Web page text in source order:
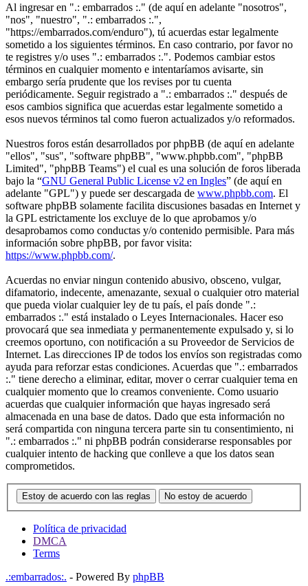
Al ingresar en ".: embarrados :." (de aquí en adelante "nosotros",
"nos", "nuestro", ".: embarrados :.",
"https://embarrados.com/enduro"), tú acuerdas estar legalmente
sometido a los siguientes términos. En caso contrario, por favor no
te registres y/o uses ".: embarrados :.". Podemos cambiar estos
términos en cualquier momento e intentaríamos avisarte, sin
embargo sería prudente que los revises por tu cuenta
periódicamente. Seguir registrado a ".: embarrados :." después de
esos cambios significa que acuerdas estar legalmente sometido a
esos nuevos términos tal como fueron actualizados y/o reformados.
Nuestros foros están desarrollados por phpBB (de aquí en adelante
"ellos", "sus", "software phpBB", "www.phpbb.com", "phpBB
Limited", "phpBB Teams") el cual es una solución de foros liberada
bajo la “GNU General Public License v2 en Ingles” (de aquí en
adelante "GPL") y puede ser descargada de www.phpbb.com. El
software phpBB solamente facilita discusiones basadas en Internet y
la GPL estrictamente los excluye de lo que aprobamos y/o
desaprobamos como conductas y/o contenido permisible. Para más
información sobre phpBB, por favor visita:
https://www.phpbb.com/.
Acuerdas no enviar ningun contenido abusivo, obsceno, vulgar,
difamatorio, indecente, amenazante, sexual o cualquier otro material
que pueda violar cualquier ley de tu país, el país donde ".:
embarrados :." está instalado o Leyes Internacionales. Hacer eso
provocará que sea inmediata y permanentemente expulsado y, si lo
creemos oportuno, con notificación a su Proveedor de Servicios de
Internet. Las direcciones IP de todos los envíos son registradas como
ayuda para reforzar estas condiciones. Acuerdas que ".: embarrados
:." tiene derecho a eliminar, editar, mover o cerrar cualquier tema en
cualquier momento que lo creamos conveniente. Como usuario
acuerdas que cualquier información que hayas ingresado será
almacenada en una base de datos. Dado que esta información no
será compartida con ninguna tercera parte sin tu consentimiento, ni
".: embarrados :." ni phpBB podrán considerarse responsables por
cualquier intento de hacking que conlleve a que los datos sean
comprometidos.
Estoy de acuerdo con las reglas No estoy de acuerdo
Política de privacidad
DMCA
Terms
.:embarrados:. - Powered By phpBB